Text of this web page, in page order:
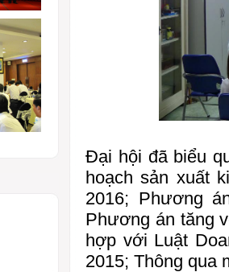
Đại hội đã biểu
hoạch sản xuất
2016; Phương
Phương án tăng
hợp với Luật
2015; Thông qua